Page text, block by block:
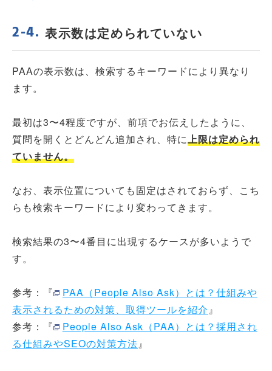
表示数は定められていない
PAAの表示数は、検索するキーワードにより異なり
ます。
最初は3〜4程度ですが、前項でお伝えしたように、
質問を開くとどんどん追加され、特に上限は定められ
ていません。
なお、表示位置についても固定はされておらず、こち
らも検索キーワードにより変わってきます。
検索結果の3〜4番目に出現するケースが多いようで
す。
参考：『
PAA（People Also Ask）とは？仕組みや
表示されるための対策、取得ツールを紹介』
参考：『
People Also Ask（PAA）とは？採用され
る仕組みやSEOの対策方法』